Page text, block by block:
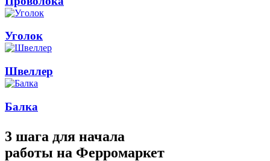
Уголок
Швеллер
Балка
3 шага для начала
работы на Ферромаркет